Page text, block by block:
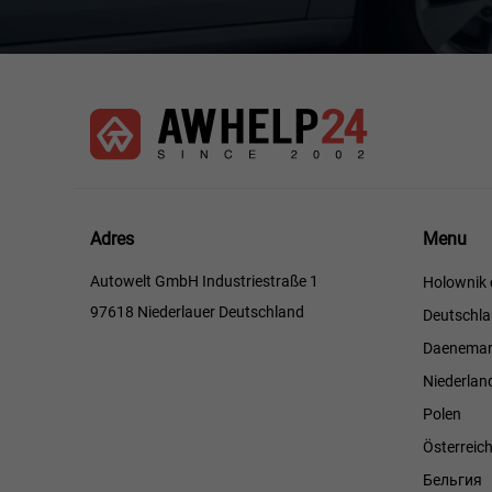
Adres
Autowelt GmbH Industriestraße 1
97618 Niederlauer Deutschland
Menu
Menu
Holownik
Polen
Österreich
Бельгия